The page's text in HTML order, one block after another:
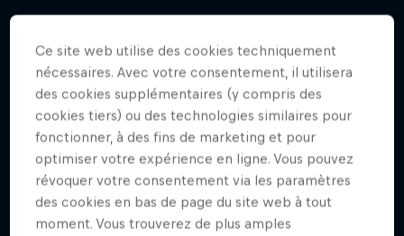
J'en veux encore !
Ce site web utilise des cookies techniquement
nécessaires. Avec votre consentement, il utilisera
des cookies supplémentaires (y compris des
cookies tiers) ou des technologies similaires pour
fonctionner, à des fins de marketing et pour
optimiser votre expérience en ligne. Vous pouvez
révoquer votre consentement via les paramètres
des cookies en bas de page du site web à tout
moment. Vous trouverez de plus amples